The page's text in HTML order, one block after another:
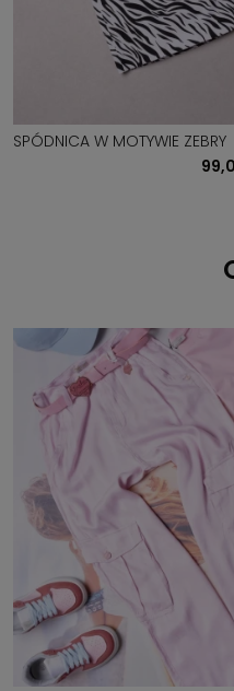
SPÓDNICA W MOTYWIE ZEBRY